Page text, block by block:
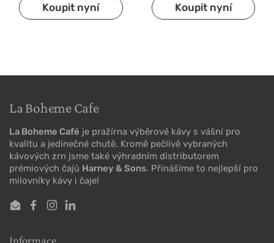
Koupit nyní Koupit nyní
La Boheme Cafe
La Boheme Café je pražírna výběrové kávy s vášní pro
kvalitu a jedinečné chutě. Kromě pečlivě vybraných
kávových zrn jsme také výhradním distributorem
prémiových čajů Harney & Sons. Přinášíme to nejlepší pro
milovníky kávy i čaje!
EmailFacebook
Instagram
LinkedIn
Informace